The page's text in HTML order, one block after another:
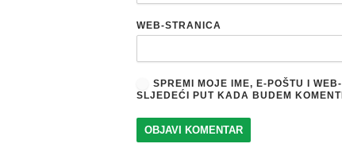
WEB-STRANICA
SPREMI MOJE IME, E-POŠTU I
SLJEDEĆI PUT KADA BUDEM